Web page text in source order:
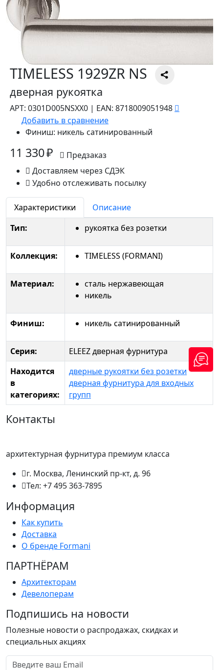
TIMELESS 1929ZR NS
дверная рукоятка
АРТ: 0301D005NSXX0 | EAN: 8718009051948
Добавить в сравнение
Финиш: никель сатинированный
11 330 ₽
Предзаказ
Доставляем через СДЭК
Удобно отслеживать посылку
Характеристики
Описание
Тип:
рукоятка без розетки
Коллекция: TIMELESS (FORMANI)
Материал:
сталь нержавеющая
никель
Финиш: никель сатинированный
Серия:
ELEEZ дверная фурнитура
Находится
в
категориях:
дверные рукоятки без розетки
дверная фурнитура для входных
групп
Контакты
архитектурная фурнитура премиум класса
г. Москва, Ленинский пр-кт, д. 96
Тел: +7 495 363-7895
Информация
Как купить
Доставка
О бренде Formani
ПАРТНËРАМ
Архитекторам
Девелоперам
Подпишись на новости
Полезные новости о распродажах, скидках и
специальных акциях